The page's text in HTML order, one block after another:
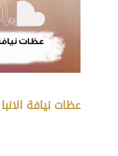
عظات نيافة